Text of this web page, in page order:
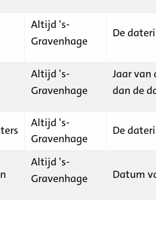
Altijd 's-
Gravenhage
De
Altijd 's-
Gravenhage
Jaar van
dan de
Altijd 's-
Gravenhage
De
Altijd 's-
Gravenhage
Datum